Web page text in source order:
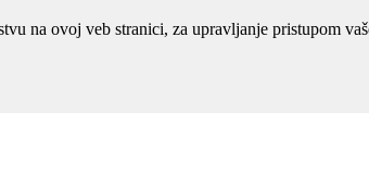
na ovoj veb stranici, za upravljanje pristupom